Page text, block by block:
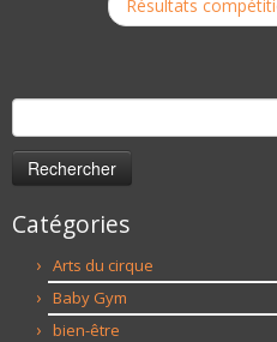
Résultats
Rechercher :
Catégories
Arts du cirque
Baby Gym
bien-être